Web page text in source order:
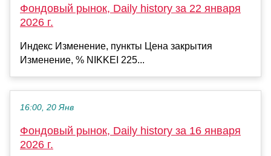
Фондовый рынок, Daily history за 22 января
2026 г.
Индекс Изменение, пункты Цена закрытия
Изменение, % NIKKEI 225...
16:00, 20 Янв
Фондовый рынок, Daily history за 16 января
2026 г.